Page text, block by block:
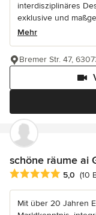
interdisziplinäres
exklusive und
Mehr
Bremer Str. 47,
schöne räume ai
Durchschnittliche
5,0 (10
Mit über 20 Jahren